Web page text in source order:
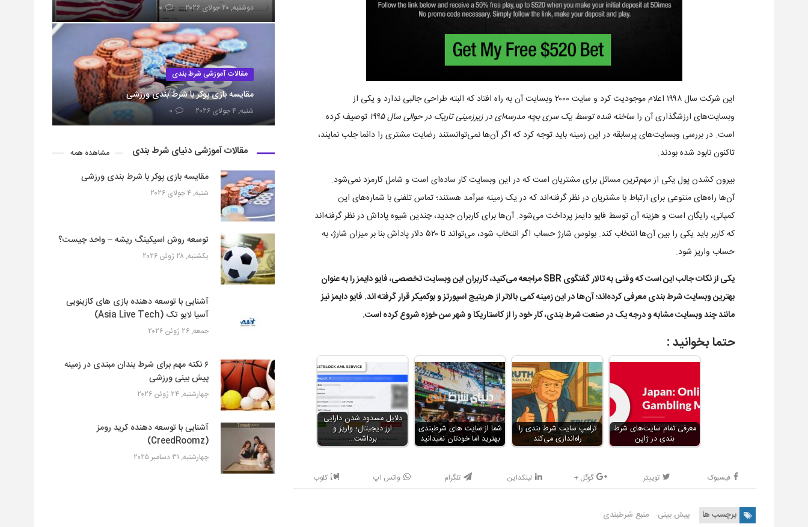
این شرکت سال ۱۹۹۸ اعلام موجودیت کرد و سایت ۲۰۰۰ وبسایت آن به راه افتاد که البته طراحی جالبی ندارد و یکی از
وبسایت‌های ارزشگذاری آن را ساخته شده توسط یک سری بچه مدرسه‌ای در زیرزمینی تاریک در حوالی سال ۱۹۹۵
توصیف کرده
است. در بررسی وبسایت‌های پرسابقه در این زمینه باید توجه کرد که اگر آن‌ها نمی‌توانستند رضایت مشتری را دائما جلب نمایند،
تاکنون نابود شده بودند.
بیرون کشدن پول یکی از مهم‌ترین مسائل برای مشتریان است که در این وبسایت کار ساده‌ای است و شامل کارمزد نمی‌شود.
آن‌ها راه‌های متنوعی برای ارتباط با مشتریان در نظر گرفته‌اند که در یک زمینه سرآمد هستند؛ تماس تلفنی با شماره‌های این
کمپانی، رایگان است و هزینه آن توسط فایو دایمز پرداخت می‌شود. آن‌ها برای کاربران جدید، چندین شیوه پاداش در نظر گرفته‌اند
که کاربر باید یکی را بین آن‌ها انتخاب کند. بونوس شارژ حساب اگر انتخاب شود، می‌تواند تا ۵۲۰ دلار پاداش بنا بر میزان شارژ، به
حساب واریز شود.
یکی از نکات جالب این است که وقتی به تالار گفتگوی SBR مراجعه می‌کنید، کاربران این وبسایت تخصصی، فایو دایمز را به عنوان
بهترین وبسایت شرط بندی معرفی کرده‌اند؛ آن‌ها در این زمینه کمی بالاتر از هریتیج اسپورتز و بوکمیکر قرار گرفته اند. فایو دایمز نیز
مانند چند وبسایت مشابه و درجه یک در صنعت شرط بندی، کار خود را از کاستاریکا و شهر سن خوزه شروع کرده است.
حتما بخوانید :
دلایل مسدود شدن دارایی
ارز دیجیتال؛ واریز و
برداشت…
شما از سایت های شرطبندی
بهترید اما خودتان نمیدانید
ترامپ سایت شرط بندی را
راه‌اندازی می‌کند
معرفی تمام سایت‌های شرط
بندی در ژاپن
فیسبوک توییتر گوگل + لینکداین تلگرام واتس اپ کلوب
برچسب ها پیش بینی منبع شرطبندی
دوشنبه, ۲۰ جولای ۲۰۲۶ ۰
مقالات آموزشی شرط بندی
مقایسه بازی پوکر با شرط بندی ورزشی
شنبه, ۴ جولای ۲۰۲۶ ۰
مقالات آموزشی دنیای شرط بندی مشاهده همه
مقایسه بازی پوکر با شرط بندی ورزشی
شنبه, ۴ جولای ۲۰۲۶
توسعه روش اسیکینگ ریشه – واحد چیست؟
یکشنبه, ۲۸ ژوئن ۲۰۲۶
آشنایی با توسعه دهنده بازی های کازینویی
آسیا لایو تک (Asia Live Tech)
جمعه, ۲۶ ژوئن ۲۰۲۶
۶ نکته مهم برای شرط بندان مبتدی در زمینه
پیش بینی ورزشی
چهارشنبه, ۲۴ ژوئن ۲۰۲۶
آشنایی با توسعه دهنده کرید رومز
(CreedRoomz)
چهارشنبه, ۳۱ دسامبر ۲۰۲۵